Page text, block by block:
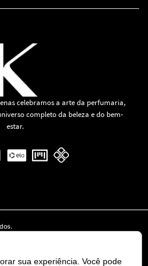
celebramos a arte da perfumaria,
completo da beleza e do bem-
estar.
- 7° Andar - Vila Brasília -
sua experiência. Você pode